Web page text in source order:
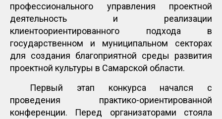
профессионального управления проектной
деятельность и реализации
клиентоориентированного подхода в
государственном и муниципальном секторах
для создания благоприятной среды развития
проектной культуры в Самарской области.
Первый этап конкурса начался с
проведения практико-ориентированной
конференции. Перед организаторами стояла